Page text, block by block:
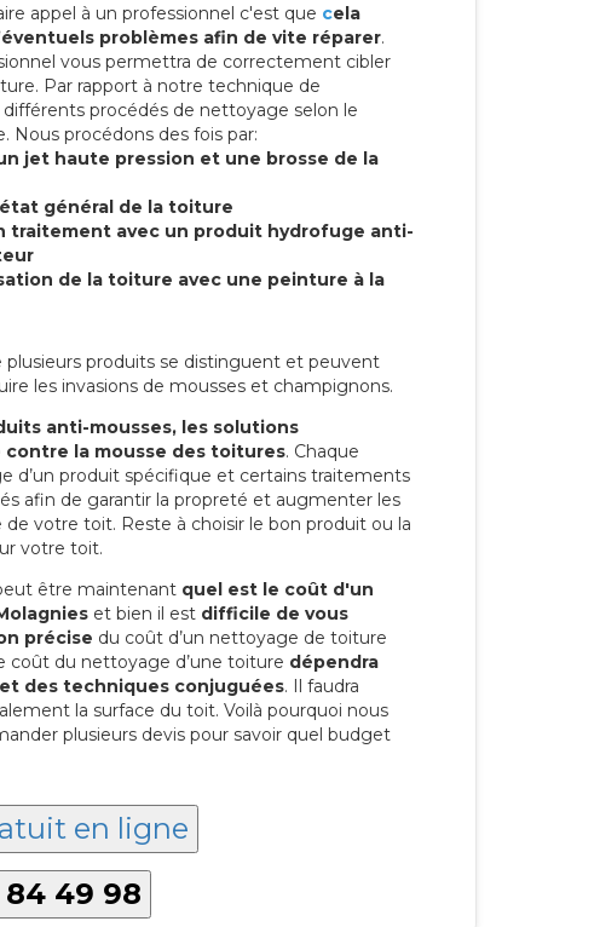
appel à un professionnel c'est que cela
problèmes afin de vite réparer.
vous permettra de correctement cibler
Par rapport à notre technique de
procédés de nettoyage selon le
Nous procédons des fois par:
jet haute pression et une brosse de la
général de la toiture
traitement avec un produit hydrofuge anti-
de la toiture avec une peinture à la
plusieurs produits se distinguent et peuvent
les invasions de mousses et champignons.
anti-mousses, les solutions
contre la mousse des toitures. Chaque
d’un produit spécifique et certains traitements
afin de garantir la propreté et augmenter les
de votre toit. Reste à choisir le bon produit ou la
votre toit.
être maintenant quel est le coût d'un
et bien il est difficile de vous
précise du coût d’un nettoyage de toiture
coût du nettoyage d’une toiture dépendra
des techniques conjuguées. Il faudra
la surface du toit. Voilà pourquoi nous
plusieurs devis pour savoir quel budget
en ligne
49 98